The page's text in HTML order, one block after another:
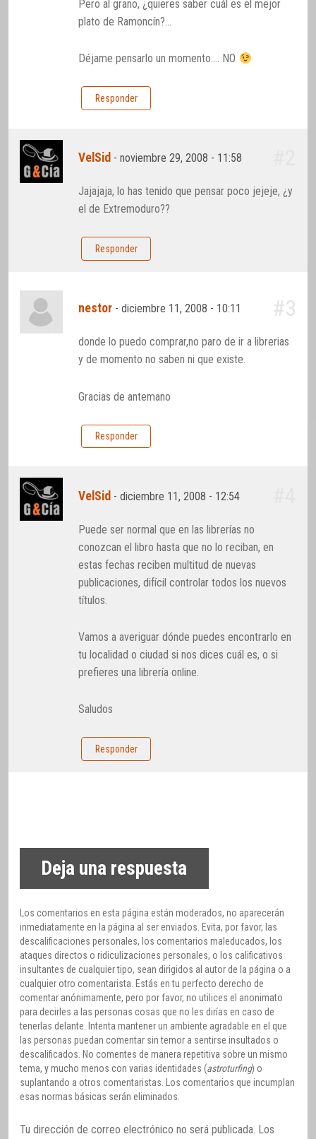
Pero al grano, ¿quieres saber cuál es el mejor
plato de Ramoncín?…
Déjame pensarlo un momento…. NO
Responder
VelSid -noviembre 29, 2008 - 11:58
Jajajaja, lo has tenido que pensar poco jejeje, ¿y
el de Extremoduro??
Responder
nestor -diciembre 11, 2008 - 10:11 #3
donde lo puedo comprar,no paro de ir a librerias
y de momento no saben ni que existe.
Gracias de antemano
Responder
VelSid -diciembre 11, 2008 - 12:54
Puede ser normal que en las librerías no
conozcan el libro hasta que no lo reciban, en
estas fechas reciben multitud de nuevas
publicaciones, difícil controlar todos los nuevos
títulos.
Vamos a averiguar dónde puedes encontrarlo en
tu localidad o ciudad si nos dices cuál es, o si
prefieres una librería online.
Saludos
Responder
Deja una respuesta
Los comentarios en esta página están moderados, no aparecerán
inmediatamente en la página al ser enviados. Evita, por favor, las
descalificaciones personales, los comentarios maleducados, los
ataques directos o ridiculizaciones personales, o los calificativos
insultantes de cualquier tipo, sean dirigidos al autor de la página o a
cualquier otro comentarista. Estás en tu perfecto derecho de
comentar anónimamente, pero por favor, no utilices el anonimato
para decirles a las personas cosas que no les dirías en caso de
tenerlas delante. Intenta mantener un ambiente agradable en el que
las personas puedan comentar sin temor a sentirse insultados o
descalificados. No comentes de manera repetitiva sobre un mismo
tema, y mucho menos con varias identidades (astroturfing) o
suplantando a otros comentaristas. Los comentarios que incumplan
esas normas básicas serán eliminados.
Tu dirección de correo electrónico no será publicada. Los